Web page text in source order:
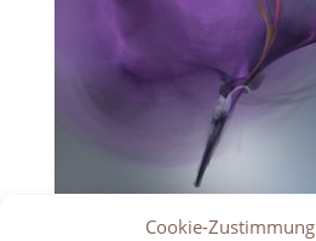
Cookie-Zustimmung